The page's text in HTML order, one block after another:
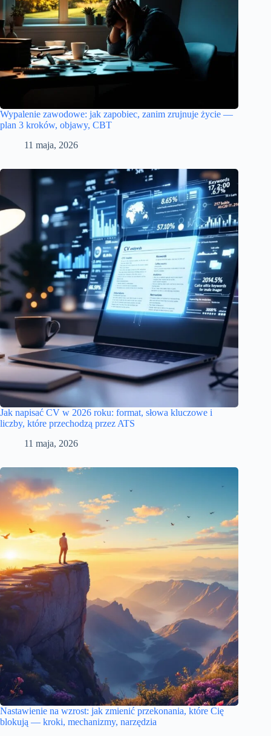
Wypalenie zawodowe: jak zapobiec, zanim zrujnuje życie —
plan 3 kroków, objawy, CBT
11 maja, 2026
Jak napisać CV w 2026 roku: format, słowa kluczowe i
liczby, które przechodzą przez ATS
11 maja, 2026
Nastawienie na wzrost: jak zmienić przekonania, które Cię
blokują — kroki, mechanizmy, narzędzia